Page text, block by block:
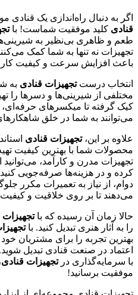
اگر به دنبال راه‌اندازی یک
قنادی کلید موفقیت شماست! با
طعم و ظاهری بی‌نظیر به
تجهیزات نه تنها به شما کمک می‌کنند
باعث افزایش سرعت و کیفیت کار
انتخاب درستتجهیزات قنادی به
مختلفی از شیرینی‌ها و دسرها را
کیک گرفته تا میکسرهای
می‌توانند به شما در خلق
علاوه بر این،تجهیزات قنادی
محصولات شما با بهترین کیفیت
تجهیزات مدرن و کارآمد،
کرده و در هزینه‌ها صرفه‌جویی
دوام، از نیاز به تعمیرات مکرر
می‌دهند تا بر روی خلاقیت و
حالا زمان آن رسیده که باتجهیزات
را به آثار هنری تبدیل کنید. با
بهترین تجربه را برای مشتریان
اعتماد در صنعت قنادی تبدیل
با سرمایه‌گذاری درتجهیزات قنادی
موفقیت برسانید!